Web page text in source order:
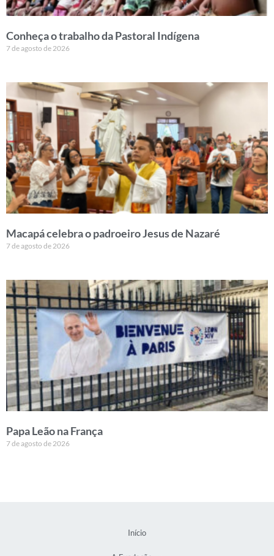
Conheça o trabalho da Pastoral Indígena
7 de agosto de 2026
Macapá celebra o padroeiro Jesus de Nazaré
7 de agosto de 2026
Papa Leão na França
7 de agosto de 2026
Início